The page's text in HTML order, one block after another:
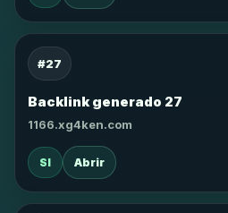
#27
Backlink generado 27
1166.xg4ken.com
SI Abrir